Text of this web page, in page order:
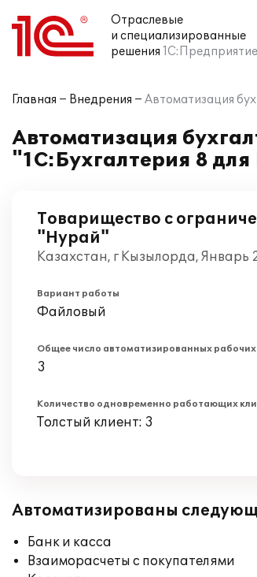
Отраслевые
и специализированные
решения 1С:Предприятие
Главная Внедрения Автоматизация
Автоматизация
"1С:Бухгалтерия 8
Товарищество с
"Нурай"
Казахстан, г Кызылорда, Январь
Вариант работы
Файловый
Общее число автоматизированных рабочих
3
Количество одновременно работающих
Толстый клиент: 3
Автоматизированы
Банк и касса
Взаиморасчеты с покупателями